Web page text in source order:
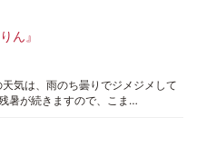
ん』
気は、雨のち曇りでジメジメして
暑が続きますので、こま…